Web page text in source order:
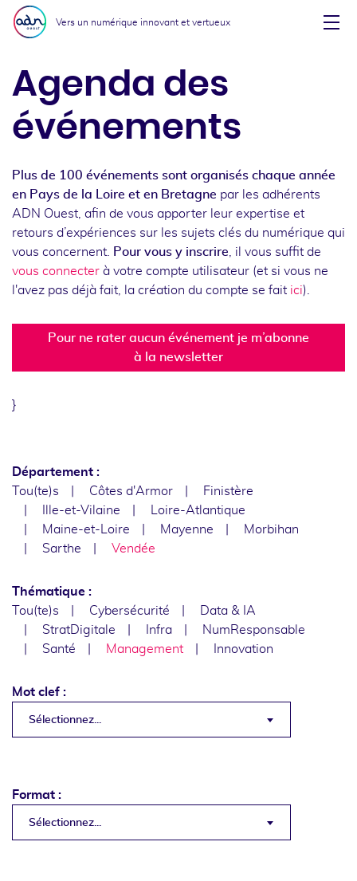
Aller au menu
Aller au contenu
Vers un numérique innovant et vertueux
Agenda des
événements
Plus de 100 événements sont organisés chaque année
en Pays de la Loire et en Bretagne par les adhérents
ADN Ouest, afin de vous apporter leur expertise et
retours d’expériences sur les sujets clés du numérique qui
vous concernent.
Pour vous y inscrire , il vous suffit de
vous connecter à votre compte utilisateur (et si vous ne
l'avez pas déjà fait, la création du compte se fait ici).
Pour ne rater aucun événement je m’abonne
à la newsletter
}
Département :
Tou(te)s
Côtes d'Armor
Finistère
Ille-et-Vilaine
Loire-Atlantique
Maine-et-Loire
Mayenne
Morbihan
Sarthe
Vendée
Thématique :
Tou(te)s
Cybersécurité
Data & IA
StratDigitale
Infra
NumResponsable
Santé
Management Innovation
Mot clef :
Sélectionnez...
Format :
Sélectionnez...